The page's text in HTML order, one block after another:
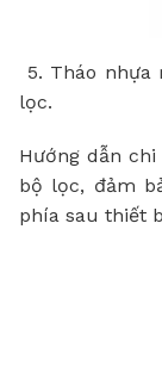
5. Tháo nhựa
lọc.
Hướng dẫn chi
bộ lọc, đảm b
phía sau thiết b